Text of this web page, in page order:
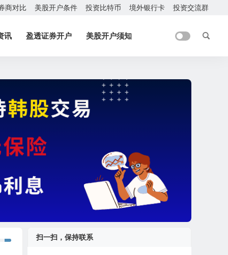
商对比 美股开户条件 投资比特币 境外银行卡 投资交流群
讯 盈透证券开户 美股开户须知
扫一扫，保持联系